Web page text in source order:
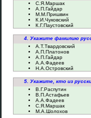
С.Я.Маршак
А.П.Гайдар
М.М.Пришвин
К.И.Чуковский
К.Г.Паустовский
4. Укажите фамилию
А.Т.Твардовский
А.П.Платонов
А.П.Гайдар
А.А.Фадеев
Н.А.Островский
5. Укажите, кто из
В.Г.Распутин
В.П.Астафьев
А.А.Фадеев
С.Я.Маршак
М.А.Шолохов